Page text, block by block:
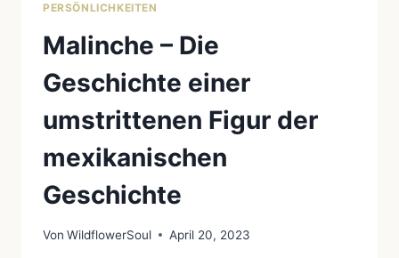
PERSÖNLICHKEITEN
Malinche – Die
Geschichte einer
umstrittenen Figur der
mexikanischen
Geschichte
Von WildflowerSoul April 20, 2023